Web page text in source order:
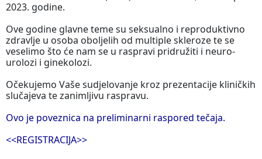
2023. godine.
Ove godine glavne teme su seksualno i reproduktivno
zdravlje u osoba oboljelih od multiple skleroze te se
veselimo što će nam se u raspravi pridružiti i neuro-
urolozi i ginekolozi.
Očekujemo Vaše sudjelovanje kroz prezentacije kliničkih
slučajeva te zanimljivu raspravu.
Ovo je poveznica na preliminarni raspored tečaja.
<<REGISTRACIJA>>